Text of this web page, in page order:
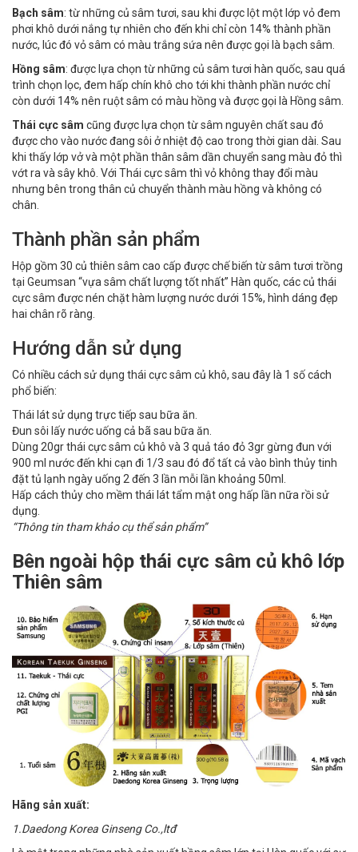
Bạch sâm: từ những củ sâm tươi, sau khi được lột một lớp vỏ đem
phơi khô dưới nắng tự nhiên cho đến khi chỉ còn 14% thành phần
nước, lúc đó vỏ sâm có màu trắng sứa nên được gọi là bạch sâm.
Hồng sâm: được lựa chọn từ những củ sâm tươi hàn quốc, sau quá
trình chọn lọc, đem hấp chín khô cho tới khi thành phần nước chỉ
còn dưới 14% nên ruột sâm có màu hồng và được gọi là Hồng sâm.
Thái cực sâm cũng được lựa chọn từ sâm nguyên chất sau đó
được cho vào nước đang sôi ở nhiệt độ cao trong thời gian dài. Sau
khi thấy lớp vở và một phần thân sâm dần chuyển sang màu đỏ thì
vớt ra và sây khô. Với Thái cực sâm thì vỏ không thay đổi màu
nhưng bên trong thân củ chuyển thành màu hồng và không có
chân.
Thành phần sản phẩm
Hộp gồm 30 củ thiên sâm cao cấp được chế biến từ sâm tươi trồng
tại Geumsan “vựa sâm chất lượng tốt nhất” Hàn quốc, các củ thái
cực sâm được nén chặt hàm lượng nước dưới 15%, hình dáng đẹp
hai chân rõ ràng.
Hướng dẫn sử dụng
Có nhiều cách sử dụng thái cực sâm củ khô, sau đây là 1 số cách
phổ biến:
Thái lát sử dụng trực tiếp sau bữa ăn.
Đun sôi lấy nước uống cả bã sau bữa ăn.
Dùng 20gr thái cực sâm củ khô và 3 quả táo đỏ 3gr gừng đun với
900 ml nước đến khi cạn đi 1/3 sau đó đổ tất cả vào bình thủy tinh
đặt tủ lạnh ngày uống 2 đến 3 lần mỗi lần khoảng 50ml.
Hấp cách thủy cho mềm thái lát tẩm mật ong hấp lần nữa rồi sử
dụng.
“Thông tin tham khảo cụ thể sản phẩm”
Bên ngoài hộp thái cực sâm củ khô lớp
Thiên sâm
Hãng sản xuất:
1.Daedong Korea Ginseng Co.,ltđ